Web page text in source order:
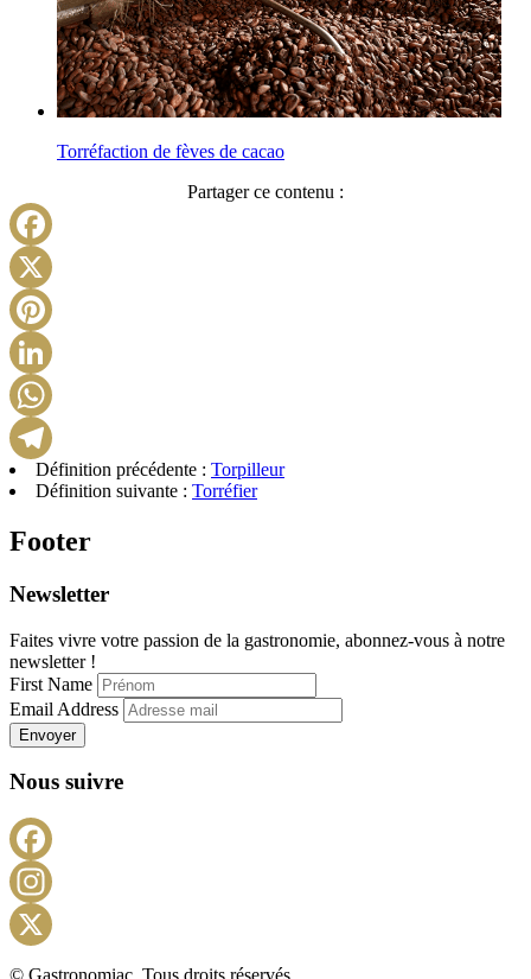
Torréfaction de fèves de cacao
Partager ce contenu :
Telegram
Définition précédente : Torpilleur
Définition suivante : Torréfier
Footer
Newsletter
Faites vivre votre passion de la gastronomie, abonnez-vous à notre
newsletter !
First Name
Email Address
Envoyer
Nous suivre
X
© Gastronomiac. Tous droits réservés.